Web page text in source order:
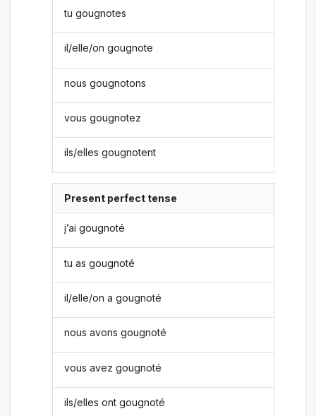
tu gougnotes
il/elle/on gougnote
nous gougnotons
vous gougnotez
ils/elles gougnotent
Present perfect tense
j’ai gougnoté
tu as gougnoté
il/elle/on a gougnoté
nous avons gougnoté
vous avez gougnoté
ils/elles ont gougnoté